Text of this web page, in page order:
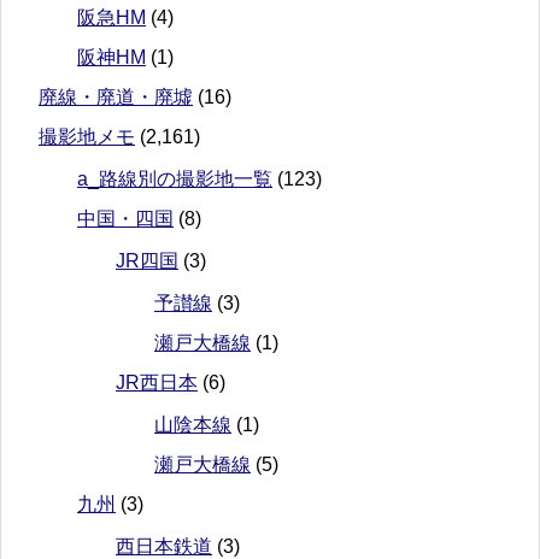
阪急HM (4)
阪神HM (1)
廃線・廃道・廃墟 (16)
撮影地メモ (2,161)
a_路線別の撮影地一覧 (123)
中国・四国 (8)
JR四国 (3)
予讃線 (3)
瀬戸大橋線 (1)
JR西日本 (6)
山陰本線 (1)
瀬戸大橋線 (5)
九州 (3)
西日本鉄道 (3)